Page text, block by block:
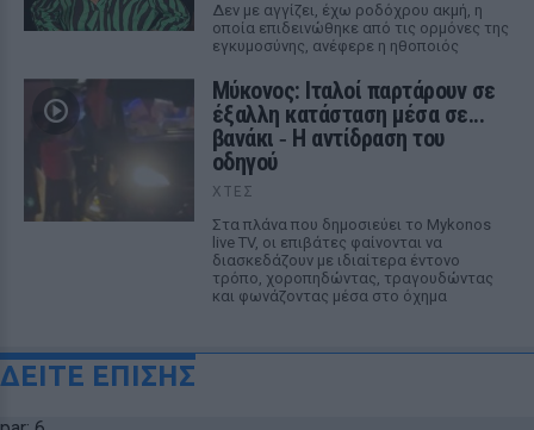
Δεν με αγγίζει, έχω ροδόχρου ακμή, η
οποία επιδεινώθηκε από τις ορμόνες της
εγκυμοσύνης, ανέφερε η ηθοποιός
Μύκονος: Ιταλοί παρτάρουν σε
έξαλλη κατάσταση μέσα σε...
βανάκι ‑ Η αντίδραση του
οδηγού
ΧΤΕΣ
Στα πλάνα που δημοσιεύει το Mykonos
live TV, οι επιβάτες φαίνονται να
διασκεδάζουν με ιδιαίτερα έντονο
τρόπο, χοροπηδώντας, τραγουδώντας
και φωνάζοντας μέσα στο όχημα
ΔΕΙΤΕ ΕΠΙΣΗΣ